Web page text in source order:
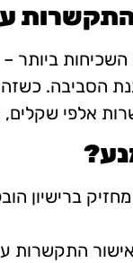
ביותר –
הסביבה. כשזה
אלפי שקלים,
ברישיון
התקשרות